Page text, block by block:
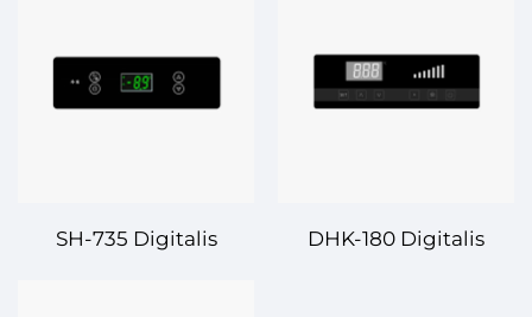
Regulatio
Temperaturae pro
Omnibus
Necessitatibus
SH-735 Digitalis
DHK-180 Digitalis